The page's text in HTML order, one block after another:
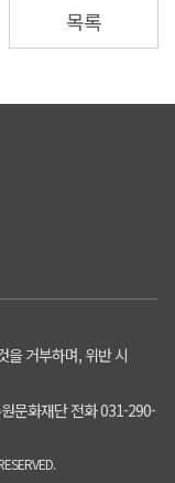
목록
을 거부하며, 위반 시
문화재단 전화 031-290-